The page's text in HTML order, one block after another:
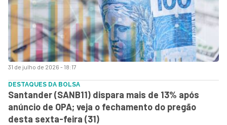
31 de julho de 2026 - 18:17
DESTAQUES DA BOLSA
Santander (SANB11) dispara mais de 13% após
anúncio de OPA; veja o fechamento do pregão
desta sexta-feira (31)